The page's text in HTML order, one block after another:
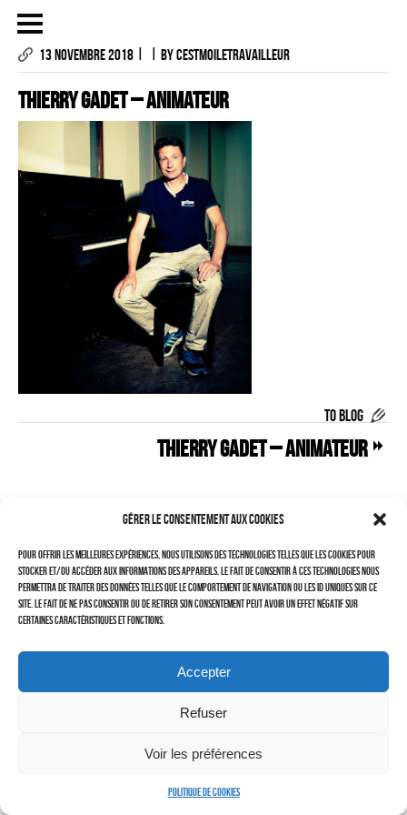
Gérer le consentement aux cookies
Pour offrir les meilleures expériences, nous utilisons des technologies telles que les cookies pour
stocker et/ou accéder aux informations des appareils. Le fait de consentir à ces technologies nous
permettra de traiter des données telles que le comportement de navigation ou les ID uniques sur ce
site. Le fait de ne pas consentir ou de retirer son consentement peut avoir un effet négatif sur
certaines caractéristiques et fonctions.
Accepter
Refuser
Voir les préférences
Politique de cookies
LES PHOTOGRAPHIES
LE PROJET
–
13 NOVEMBRE 2018 | | BY CESTMOILETRAVAILLEUR
Thierry GADET – ANIMATEUR
TO BLOG
Thierry GADET – ANIMATEUR